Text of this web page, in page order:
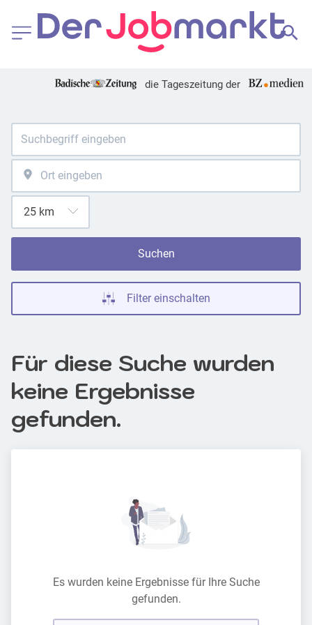
die Tageszeitung der
Suchen
Filter einschalten
Für diese Suche wurden
keine Ergebnisse
gefunden.
Es wurden keine Ergebnisse für Ihre Suche
gefunden.